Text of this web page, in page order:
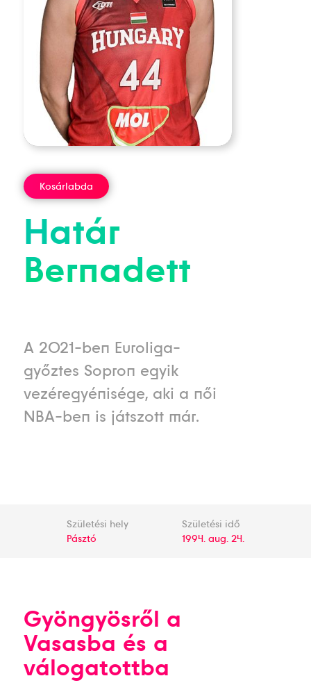
Kosárlabda
Határ
Bernadett
A 2021-ben Euroliga-
győztes Sopron egyik
vezéregyénisége, aki a női
NBA-ben is játszott már.
Születési hely
Pásztó
Születési idő
1994. aug. 24.
Gyöngyösről a
Vasasba és a
válogatottba